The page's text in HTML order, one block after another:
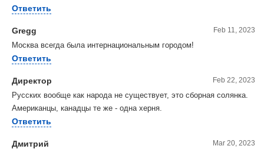
Ответить
Gregg Feb 11, 2023
Москва всегда была интернациональным городом!
Ответить
Директор Feb 22, 2023
Русских вообще как народа не существует, это сборная солянка.
Американцы, канадцы те же - одна херня.
Ответить
Дмитрий Mar 20, 2023